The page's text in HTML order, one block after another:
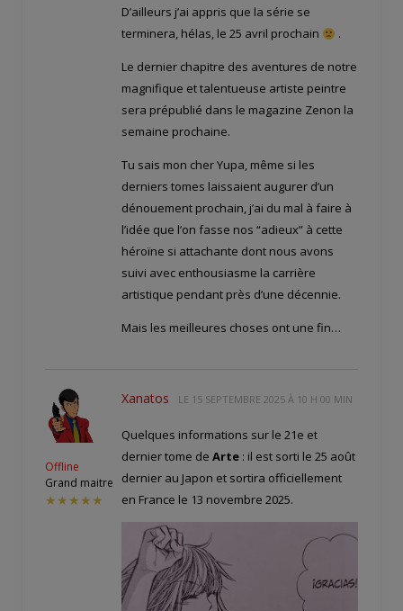
D’ailleurs j’ai appris que la série se
terminera, hélas, le 25 avril prochain
.
Le dernier chapitre des aventures de notre
magnifique et talentueuse artiste peintre
sera prépublié dans le magazine Zenon la
semaine prochaine.
Tu sais mon cher Yupa, même si les
derniers tomes laissaient augurer d’un
dénouement prochain, j’ai du mal à faire à
l’idée que l’on fasse nos “adieux” à cette
héroïne si attachante dont nous avons
suivi avec enthousiasme la carrière
artistique pendant près d’une décennie.
Mais les meilleures choses ont une fin…
Offline
Grand maitre
★★★★★
Xanatos LE 15 SEPTEMBRE 2025 À 10 H 00 MIN
Quelques informations sur le 21e et
dernier tome de Arte : il est sorti le 25 août
dernier au Japon et sortira officiellement
en France le 13 novembre 2025.